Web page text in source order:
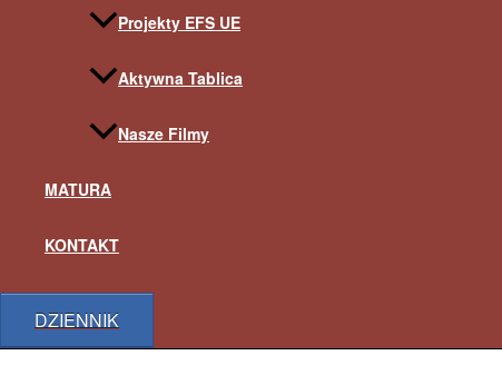
Projekty EFS UE
Aktywna Tablica
Nasze Filmy
MATURA
KONTAKT
DZIENNIK